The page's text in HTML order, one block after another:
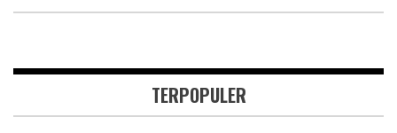
TERPOPULER